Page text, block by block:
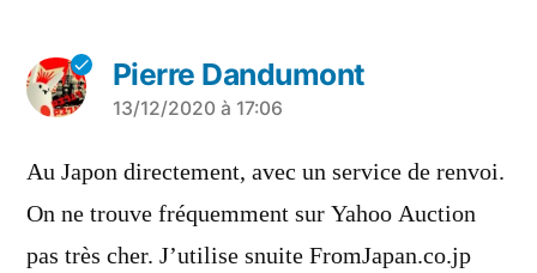
Pierre Dandumont
a
dit :
13/12/2020 à 17:06
Au Japon directement, avec un service de renvoi.
On ne trouve fréquemment sur Yahoo Auction
pas très cher. J’utilise snuite FromJapan.co.jp